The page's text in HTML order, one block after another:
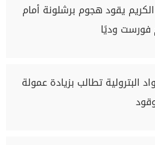
يقود هجوم برشلونة أمام
فورست وديًا
البترولية تطالب بزيادة عمولة